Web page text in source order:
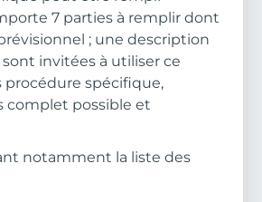
7 parties à remplir dont
; une description
invitées à utiliser ce
procédure spécifique,
complet possible et
notamment la liste des